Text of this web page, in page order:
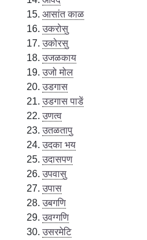
आसांत काळ
उकरोसु
उकोरसु
उजळकाय
उजो मोल
उडगास
उडगास पाडें
उणत्व
उतळतापु
उदका भय
उदासपण
उपवासु
उपास
उबगणि
उवग्गणि
उसरमेटि